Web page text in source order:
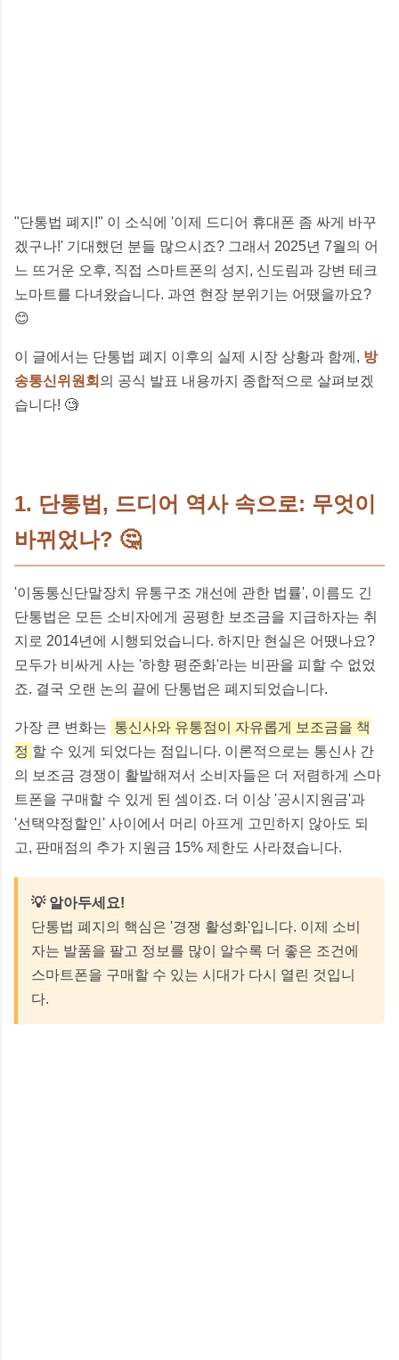
"단통법 폐지!" 이 소식에 '이제 드디어 휴대폰 좀 싸게 바꾸
겠구나!' 기대했던 분들 많으시죠? 그래서 2025년 7월의 어
느 뜨거운 오후, 직접 스마트폰의 성지, 신도림과 강변 테크
노마트를 다녀왔습니다. 과연 현장 분위기는 어땠을까요?
😊
이 글에서는 단통법 폐지 이후의 실제 시장 상황과 함께, 방
송통신위원회 의 공식 발표 내용까지 종합적으로 살펴보겠
습니다! 🧐
1. 단통법, 드디어 역사 속으로: 무엇이
바뀌었나? 🤔
'이동통신단말장치 유통구조 개선에 관한 법률', 이름도 긴
단통법은 모든 소비자에게 공평한 보조금을 지급하자는 취
지로 2014년에 시행되었습니다. 하지만 현실은 어땠나요?
모두가 비싸게 사는 '하향 평준화'라는 비판을 피할 수 없었
죠. 결국 오랜 논의 끝에 단통법은 폐지되었습니다.
가장 큰 변화는 통신사와 유통점이 자유롭게 보조금을 책
정 할 수 있게 되었다는 점입니다. 이론적으로는 통신사 간
의 보조금 경쟁이 활발해져서 소비자들은 더 저렴하게 스마
트폰을 구매할 수 있게 된 셈이죠. 더 이상 '공시지원금'과
'선택약정할인' 사이에서 머리 아프게 고민하지 않아도 되
고, 판매점의 추가 지원금 15% 제한도 사라졌습니다.
💡 알아두세요!
단통법 폐지의 핵심은 '경쟁 활성화'입니다. 이제 소비
자는 발품을 팔고 정보를 많이 알수록 더 좋은 조건에
스마트폰을 구매할 수 있는 시대가 다시 열린 것입니
다.